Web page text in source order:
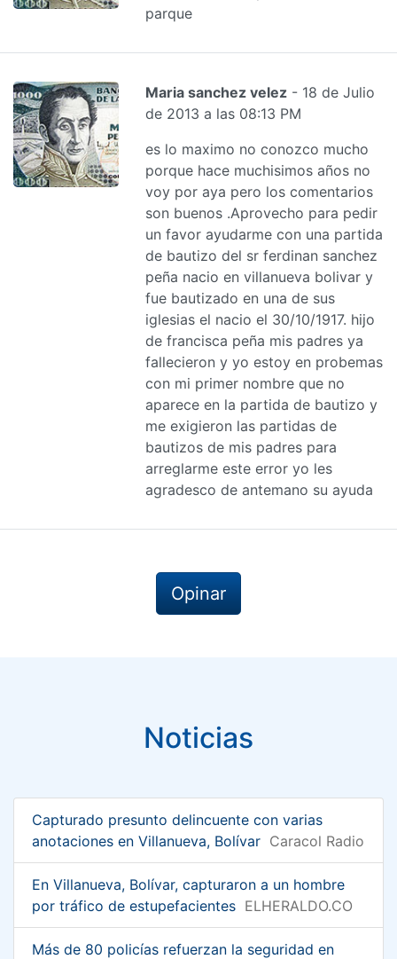
parque
Maria sanchez velez - 18 de Julio
de 2013 a las 08:13 PM
es lo maximo no conozco mucho
porque hace muchisimos años no
voy por aya pero los comentarios
son buenos .Aprovecho para pedir
un favor ayudarme con una partida
de bautizo del sr ferdinan sanchez
peña nacio en villanueva bolivar y
fue bautizado en una de sus
iglesias el nacio el 30/10/1917. hijo
de francisca peña mis padres ya
fallecieron y yo estoy en probemas
con mi primer nombre que no
aparece en la partida de bautizo y
me exigieron las partidas de
bautizos de mis padres para
arreglarme este error yo les
agradesco de antemano su ayuda
Opinar
Noticias
Capturado presunto delincuente con varias
anotaciones en Villanueva, Bolívar Caracol Radio
En Villanueva, Bolívar, capturaron a un hombre
por tráfico de estupefacientes ELHERALDO.CO
Más de 80 policías refuerzan la seguridad en